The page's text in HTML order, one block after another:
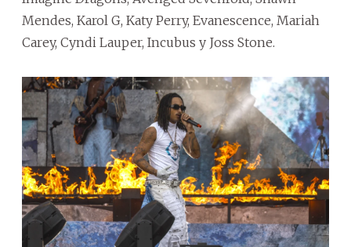
Mendes, Karol G, Katy Perry, Evanescence, Mariah
Carey, Cyndi Lauper, Incubus y Joss Stone.